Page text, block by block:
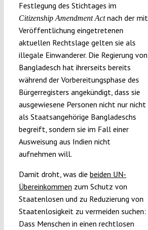
Festlegung des Stichtages im
Citizenship Amendment Actnach der mit
Veröffentlichung eingetretenen
aktuellen Rechtslage gelten sie als
illegale Einwanderer. Die Regierung von
Bangladesch hat ihrerseits bereits
während der Vorbereitungsphase des
Bürgerregisters angekündigt, dass sie
ausgewiesene Personen nicht nur nicht
als Staatsangehörige Bangladeschs
begreift, sondern sie im Fall einer
Ausweisung aus Indien nicht
aufnehmen will.
Damit droht, was die beiden UN-
Übereinkommen zum Schutz von
Staatenlosen und zu Reduzierung von
Staatenlosigkeit zu vermeiden suchen:
Dass Menschen in einen rechtlosen